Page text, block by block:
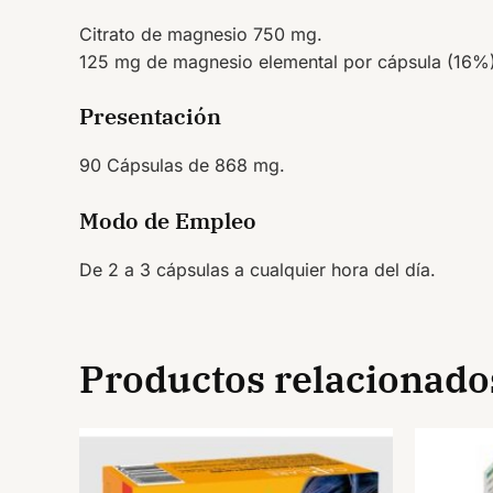
Citrato de magnesio 750 mg.
125 mg de magnesio elemental por cápsula
Presentación
90 Cápsulas de 868 mg.
Modo de Empleo
De 2 a 3 cápsulas a cualquier hora del día.
Productos